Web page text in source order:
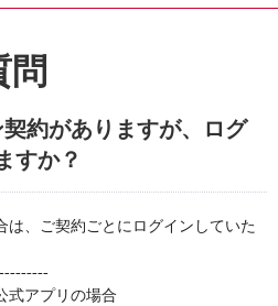
問
約がありますが、ログ
すか？
は、ご契約ごとにログインしていた
式アプリの場合